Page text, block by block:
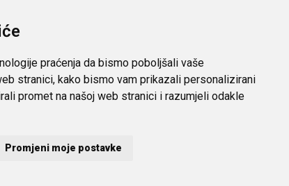
praćenja da bismo poboljšali vaše
stranici, kako bismo vam prikazali personalizirani
promet na našoj web stranici i razumjeli odakle
Promjeni moje postavke